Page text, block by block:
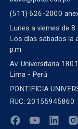
(511) 626-2000
Lunes a viernes de 8
Los días sábados la
p.m.
Av. Universitaria
Lima - Perú
PONTIFICIA
RUC: 20155945860